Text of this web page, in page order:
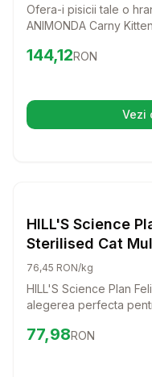
Ofera-i pisicii tale o
ANIMONDA Carny
a pisicilor tale de toate
Preț:144.12
144,12RON
Vezi
HILL'S Science
Sterilised Cat
tinere,
ton, cu somon
76,45 RON/kg
HILL'S Science Plan
alegerea perfecta
hrana umeda
Preț:77.98
77,98RON